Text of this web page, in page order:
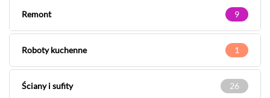
Remont 9
Roboty kuchenne 1
Ściany i sufity 26